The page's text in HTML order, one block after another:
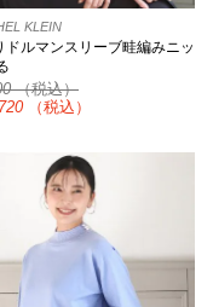
KLEIN
ドルマンスリーブ畦編みニッ
（税込）
（税込）